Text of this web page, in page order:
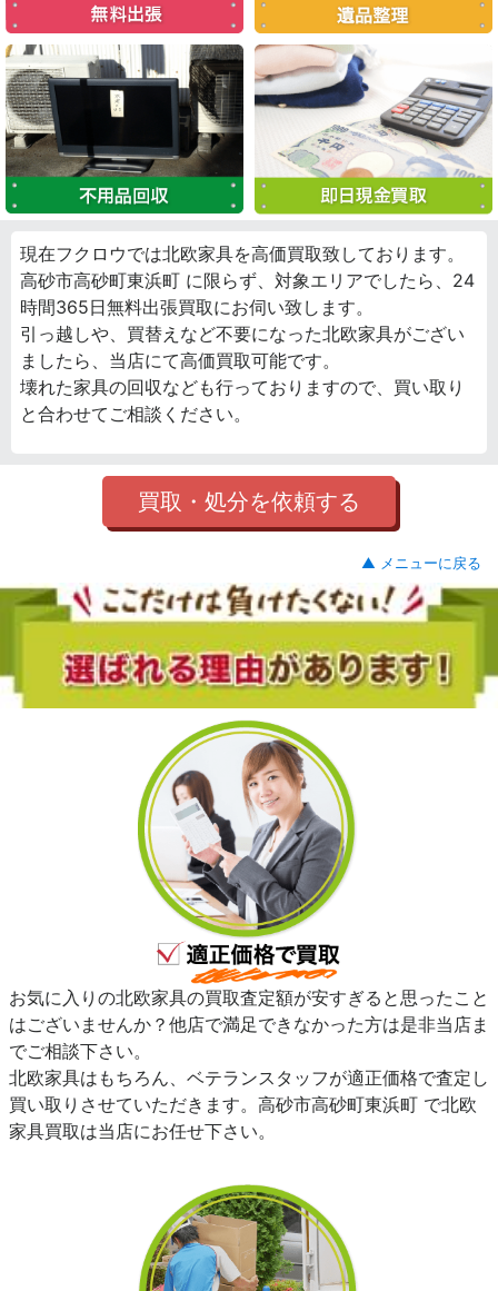
現在フクロウでは北欧家具を高価買取致しております。
高砂市高砂町東浜町 に限らず、対象エリアでしたら、24
時間365日無料出張買取にお伺い致します。
引っ越しや、買替えなど不要になった北欧家具がござい
ましたら、当店にて高価買取可能です。
壊れた家具の回収なども行っておりますので、買い取り
と合わせてご相談ください。
買取・処分を依頼する
▲ メニューに戻る
お気に入りの北欧家具の買取査定額が安すぎると思ったこと
はございませんか？他店で満足できなかった方は是非当店ま
でご相談下さい。
北欧家具はもちろん、ベテランスタッフが適正価格で査定し
買い取りさせていただきます。高砂市高砂町東浜町 で北欧
家具買取は当店にお任せ下さい。